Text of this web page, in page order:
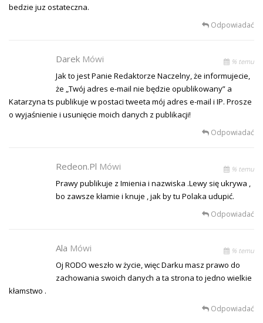
bedzie juz ostateczna.
Odpowiadać
Darek Mówi % temu
Jak to jest Panie Redaktorze Naczelny, że informujecie,
że „Twój adres e-mail nie będzie opublikowany” a
Katarzyna ts publikuje w postaci tweeta mój adres e-mail i IP. Prosze
o wyjaśnienie i usunięcie moich danych z publikacji!
Odpowiadać
Redeon.pl Mówi % temu
Prawy publikuje z Imienia i nazwiska .Lewy się ukrywa ,
bo zawsze kłamie i knuje , jak by tu Polaka udupić.
Odpowiadać
Ala Mówi % temu
Oj RODO weszło w życie, więc Darku masz prawo do
zachowania swoich danych a ta strona to jedno wielkie
kłamstwo .
Odpowiadać